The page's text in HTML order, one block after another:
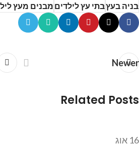
בניה בעץבתי עץ לילדיםמבנים מעץ
Newer
Related Posts
16 אוג